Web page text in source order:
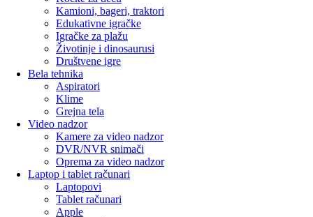
Kamioni, bageri, traktori
Edukativne igračke
Igračke za plažu
Životinje i dinosaurusi
Društvene igre
Bela tehnika
Aspiratori
Klime
Grejna tela
Video nadzor
Kamere za video nadzor
DVR/NVR snimači
Oprema za video nadzor
Laptop i tablet računari
Laptopovi
Tablet računari
Apple